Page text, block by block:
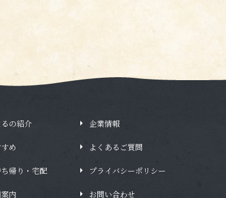
の紹介
め
帰り・宅配
内
企業情報
よくあるご質問
プライバシーポリシー
お問い合わせ